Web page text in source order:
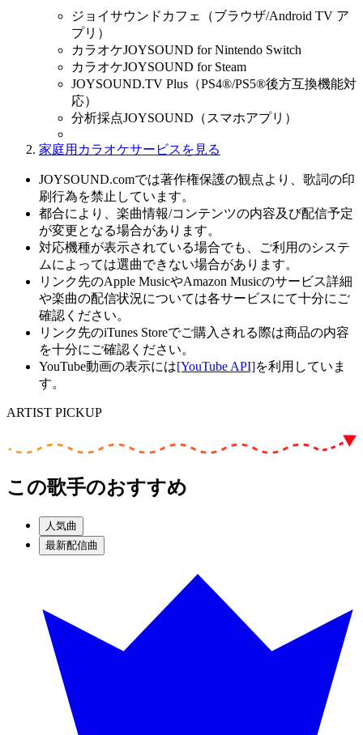
ジョイサウンドカフェ（ブラウザ/Android TV ア
プリ）
カラオケJOYSOUND for Nintendo Switch
カラオケJOYSOUND for Steam
JOYSOUND.TV Plus（PS4®/PS5®後方互換機能対
応）
分析採点JOYSOUND（スマホアプリ）
家庭用カラオケサービスを見る
JOYSOUND.comでは著作権保護の観点より、歌詞の印
刷行為を禁止しています。
都合により、楽曲情報/コンテンツの内容及び配信予定
が変更となる場合があります。
対応機種が表示されている場合でも、ご利用のシステ
ムによっては選曲できない場合があります。
リンク先のApple MusicやAmazon Musicのサービス詳細
や楽曲の配信状況については各サービスにて十分にご
確認ください。
リンク先のiTunes Storeでご購入される際は商品の内容
を十分にご確認ください。
YouTube動画の表示には[YouTube API]を利用していま
す。
ARTIST PICKUP
この歌手のおすすめ
人気曲
最新配信曲